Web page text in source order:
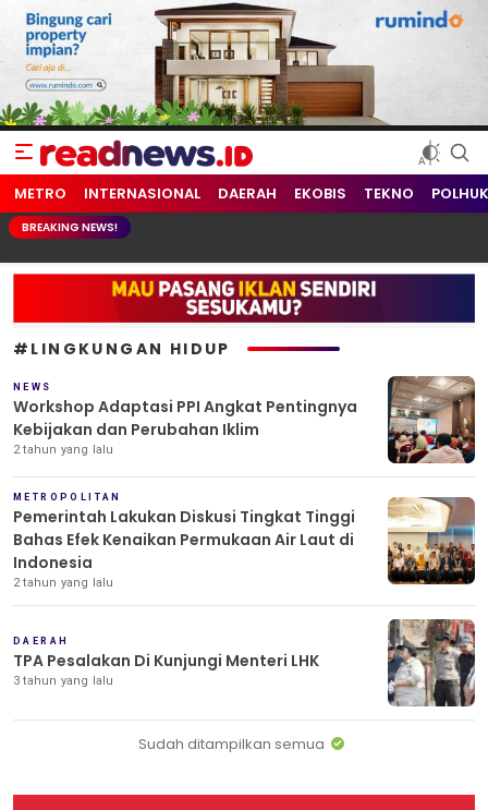
readnews.id
Berita Terkini, Update Terbaru Hari ini dari Indonesia dan Dunia
METRO INTERNASIONAL DAERAH EKOBIS TEKNO
BREAKING NEWS!
#LINGKUNGAN HIDUP
NEWS
Workshop Adaptasi PPI Angkat Pentingnya
Kebijakan dan Perubahan Iklim
2 tahun yang lalu
METROPOLITAN
Pemerintah Lakukan Diskusi Tingkat Tinggi
Bahas Efek Kenaikan Permukaan Air Laut di
Indonesia
2 tahun yang lalu
DAERAH
TPA Pesalakan Di Kunjungi Menteri LHK
3 tahun yang lalu
Sudah ditampilkan semua